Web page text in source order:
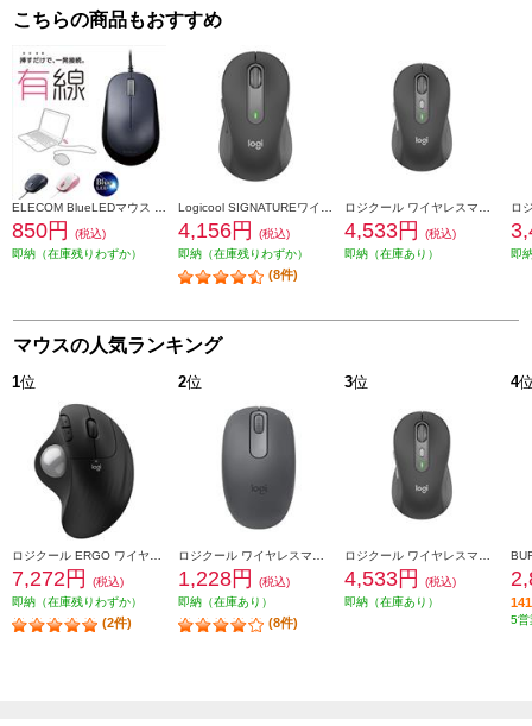
こちらの商品もおすすめ
850円
(税込)
即納（在庫残りわずか）
4,156円
(税込)
即納（在庫残りわずか）
(8件)
4,533円
(税込)
即納（在庫あり）
即
マウスの人気ランキング
1位
7,272円
(税込)
即納（在庫残りわずか）
(2件)
2位
1,228円
(税込)
即納（在庫あり）
(8件)
3位
4,533円
(税込)
即納（在庫あり）
4
5営